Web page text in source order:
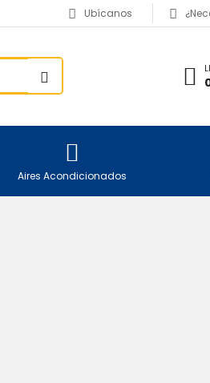
Ubícanos
Aires Acondicionados